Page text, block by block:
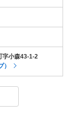
字小森43-1-2